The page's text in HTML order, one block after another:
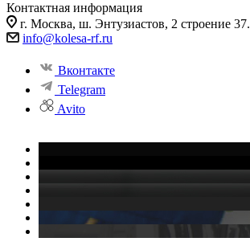
Контактная информация
г. Москва, ш. Энтузиастов, 2 строение 37.
info@kolesa-rf.ru
Вконтакте
Telegram
Avito